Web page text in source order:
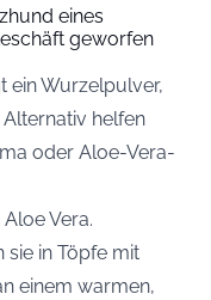
eines
geworfen
ein Wurzelpulver,
helfen
oder Aloe-Vera-
Vera.
sie in Töpfe mit
einem warmen,